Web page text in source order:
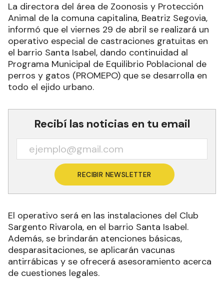
La directora del área de Zoonosis y Protección
Animal de la comuna capitalina, Beatriz Segovia,
informó que el viernes 29 de abril se realizará un
operativo especial de castraciones gratuitas en
el barrio Santa Isabel, dando continuidad al
Programa Municipal de Equilibrio Poblacional de
perros y gatos (PROMEPO) que se desarrolla en
todo el ejido urbano.
Recibí las noticias en tu email
RECIBIR NEWSLETTER
El operativo será en las instalaciones del Club
Sargento Rivarola, en el barrio Santa Isabel.
Además, se brindarán atenciones básicas,
desparasitaciones, se aplicarán vacunas
antirrábicas y se ofrecerá asesoramiento acerca
de cuestiones legales.